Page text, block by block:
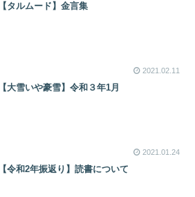
【タルムード】金言集
2021.02.11
【大雪いや豪雪】令和３年1月
2021.01.24
【令和2年振返り】読書について